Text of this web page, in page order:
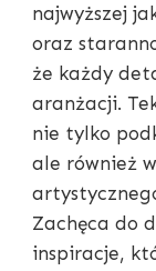
najwyższej
oraz
że każdy
aranżacji.
nie tylko
ale również
Zachęca do
inspiracje,